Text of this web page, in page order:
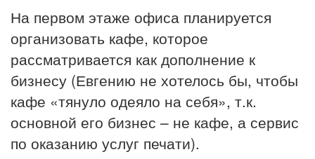
На первом этаже офиса планируется
организовать кафе, которое
рассматривается как дополнение к
бизнесу (Евгению не хотелось бы, чтобы
кафе «тянуло одеяло на себя», т.к.
основной его бизнес – не кафе, а сервис
по оказанию услуг печати).